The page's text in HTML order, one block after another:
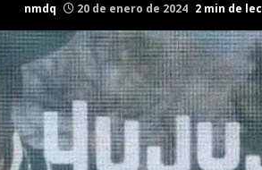
nmdq 20 de enero de 2024 2 min de